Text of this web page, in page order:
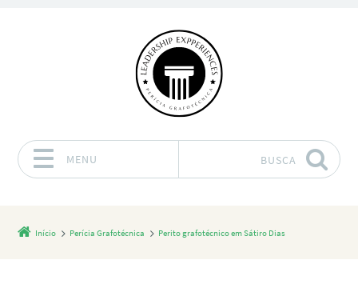
MENU BUSCA
Início Perícia Grafotécnica Perito grafotécnico em Sátiro Dias